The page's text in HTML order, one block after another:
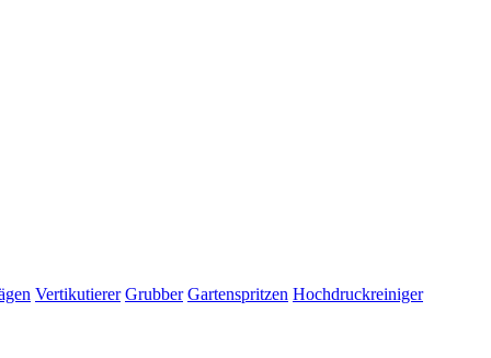
Vertikutierer Grubber Gartenspritzen Hochdruckreiniger